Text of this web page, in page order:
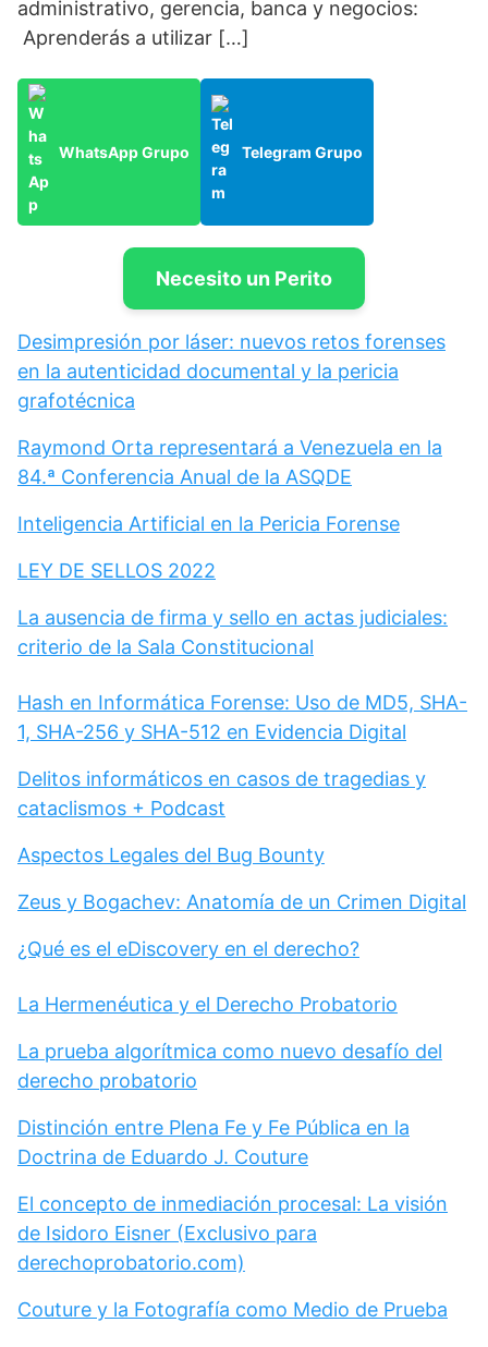
administrativo, gerencia, banca y negocios:
Aprenderás a utilizar […]
WhatsApp Grupo Telegram Grupo
Necesito un Perito
Desimpresión por láser: nuevos retos forenses
en la autenticidad documental y la pericia
grafotécnica
Raymond Orta representará a Venezuela en la
84.ª Conferencia Anual de la ASQDE
Inteligencia Artificial en la Pericia Forense
LEY DE SELLOS 2022
La ausencia de firma y sello en actas judiciales:
criterio de la Sala Constitucional
Hash en Informática Forense: Uso de MD5, SHA-
1, SHA-256 y SHA-512 en Evidencia Digital
Delitos informáticos en casos de tragedias y
cataclismos + Podcast
Aspectos Legales del Bug Bounty
Zeus y Bogachev: Anatomía de un Crimen Digital
¿Qué es el eDiscovery en el derecho?
La Hermenéutica y el Derecho Probatorio
La prueba algorítmica como nuevo desafío del
derecho probatorio
Distinción entre Plena Fe y Fe Pública en la
Doctrina de Eduardo J. Couture
El concepto de inmediación procesal: La visión
de Isidoro Eisner (Exclusivo para
derechoprobatorio.com)
Couture y la Fotografía como Medio de Prueba